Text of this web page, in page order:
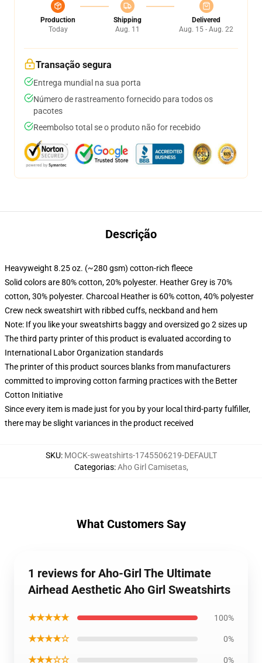
Production
Today
Shipping
Aug. 11
Delivered
Aug. 15 - Aug. 22
Transação segura
Entrega mundial na sua porta
Número de rastreamento fornecido para todos os
pacotes
Reembolso total se o produto não for recebido
Descrição
Heavyweight 8.25 oz. (~280 gsm) cotton-rich fleece
Solid colors are 80% cotton, 20% polyester. Heather Grey is 70%
cotton, 30% polyester. Charcoal Heather is 60% cotton, 40% polyester
Crew neck sweatshirt with ribbed cuffs, neckband and hem
Note: If you like your sweatshirts baggy and oversized go 2 sizes up
The third party printer of this product is evaluated according to
International Labor Organization standards
The printer of this product sources blanks from manufacturers
committed to improving cotton farming practices with the Better
Cotton Initiative
Since every item is made just for you by your local third-party fulfiller,
there may be slight variances in the product received
SKU: MOCK-sweatshirts-1745506219-DEFAULT
Categorias:Aho Girl Camisetas,
What Customers Say
1 reviews for Aho-Girl The Ultimate
Airhead Aesthetic Aho Girl Sweatshirts
★★★★★ 100%
★★★★☆ 0%
★★★☆☆ 0%